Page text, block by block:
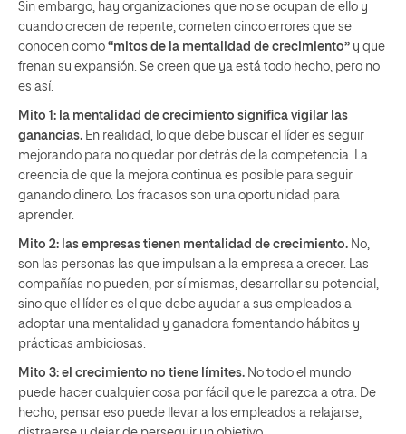
Sin embargo, hay organizaciones que no se ocupan de ello y
cuando crecen de repente, cometen cinco errores que se
conocen como “mitos de la mentalidad de crecimiento” y que
frenan su expansión. Se creen que ya está todo hecho, pero no
es así.
Mito 1: la mentalidad de crecimiento significa vigilar las
ganancias. En realidad, lo que debe buscar el líder es seguir
mejorando para no quedar por detrás de la competencia. La
creencia de que la mejora continua es posible para seguir
ganando dinero. Los fracasos son una oportunidad para
aprender.
Mito 2: las empresas tienen mentalidad de crecimiento. No,
son las personas las que impulsan a la empresa a crecer. Las
compañías no pueden, por sí mismas, desarrollar su potencial,
sino que el líder es el que debe ayudar a sus empleados a
adoptar una mentalidad y ganadora fomentando hábitos y
prácticas ambiciosas.
Mito 3: el crecimiento no tiene límites. No todo el mundo
puede hacer cualquier cosa por fácil que le parezca a otra. De
hecho, pensar eso puede llevar a los empleados a relajarse,